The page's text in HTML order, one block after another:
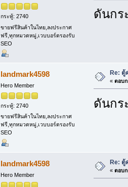
กระทู้: 2740
ขายฟรีสินค้าในไทย,ลงประกาศ
ฟรี,ทุกหมวดหมู่,เวบบอร์ดรองรับ
SEO
ดันกร
landmark4598
Hero Member
กระทู้: 2740
ขายฟรีสินค้าในไทย,ลงประกาศ
ฟรี,ทุกหมวดหมู่,เวบบอร์ดรองรับ
SEO
Re: ตู้
« ตอบก
ดันกร
landmark4598
Hero Member
Re: ตู้
« ตอบก